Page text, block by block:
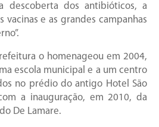
descoberta dos antibióticos, a
e as grandes campanhas
o homenageou em 2004,
escola municipal e a um centro
no prédio do antigo Hotel São
a inauguração, em 2010, da
De Lamare.